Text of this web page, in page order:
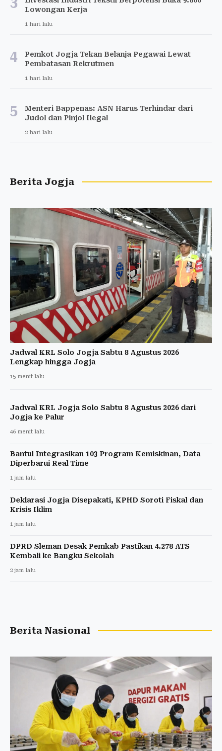
Lowongan Kerja
1 hari lalu
4
Pemkot Jogja Tekan Belanja Pegawai Lewat
Pembatasan Rekrutmen
1 hari lalu
5
Menteri Bappenas: ASN Harus Terhindar dari
Judol dan Pinjol Ilegal
2 hari lalu
Berita Jogja
Jadwal KRL Solo Jogja Sabtu 8 Agustus 2026
Lengkap hingga Jogja
15 menit lalu
Jadwal KRL Jogja Solo Sabtu 8 Agustus 2026 dari
Jogja ke Palur
46 menit lalu
Bantul Integrasikan 103 Program Kemiskinan, Data
Diperbarui Real Time
1 jam lalu
Deklarasi Jogja Disepakati, KPHD Soroti Fiskal dan
Krisis Iklim
1 jam lalu
DPRD Sleman Desak Pemkab Pastikan 4.278 ATS
Kembali ke Bangku Sekolah
2 jam lalu
Berita Nasional